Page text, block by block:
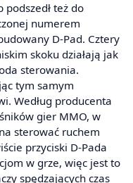
też do
numerem
D-Pad. Cztery
skoku działają jak
sterowania.
tym samym
Według producenta
gier MMO, w
sterować ruchem
przyciski D-Pada
w grze, więc jest to
spędzających czas